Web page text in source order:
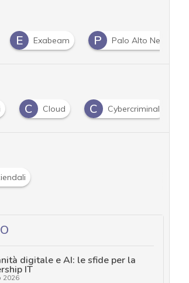
E Exabeam P Palo Alto Networks
Cloud Cybercriminali
digitale e AI: le sfide per la
IT
2026